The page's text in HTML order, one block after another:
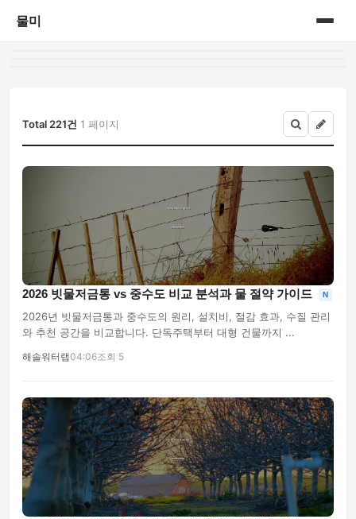
물미
Total 221건 1 페이지
2026 빗물저금통 vs 중수도 비교 분석과 물 절약 가이드 N
2026년 빗물저금통과 중수도의 원리, 설치비, 절감 효과, 수질 관리
와 추천 공간을 비교합니다. 단독주택부터 대형 건물까지 ...
해솔워터랩04:06조회 5